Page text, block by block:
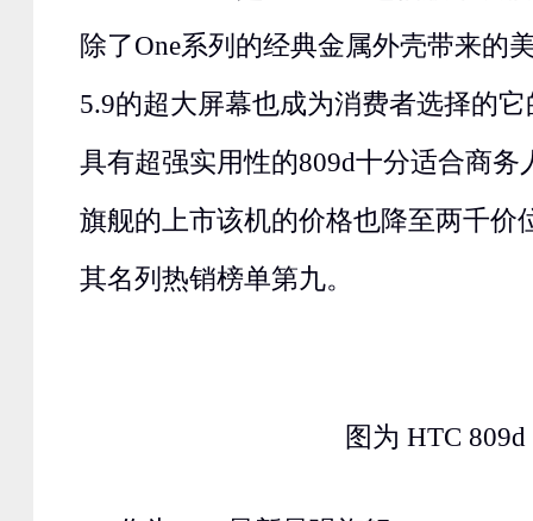
除了One系列的经典金属外壳带来的
5.9的超大屏幕也成为消费者选择的
具有超强实用性的809d十分适合商务
旗舰的上市该机的价格也降至两千价
其名列热销榜单第九。
图为 HTC 809d